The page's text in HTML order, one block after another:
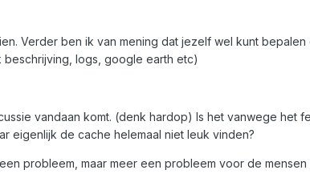
Verder ben ik van mening dat jezelf wel kunt
logs, google earth etc)
vandaan komt. (denk hardop) Is het vanwege het
eigenlijk de cache helemaal niet leuk vinden?
probleem, maar meer een probleem voor de